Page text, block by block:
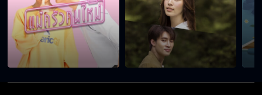
เป็นอะไรทำไมเกร็งจัง
ให้เกียรติด้วยการเรียกฉันว่าภูต